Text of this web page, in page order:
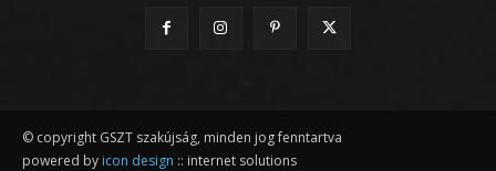
© copyright GSZT szakújság, minden jog fenntartva
powered by icon design :: internet solutions